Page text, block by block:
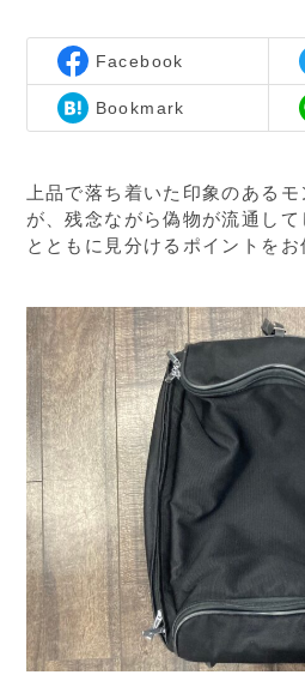
Facebook
Bookmark
上品で落ち着いた印象のある
が、残念ながら偽物が流通し
とともに見分けるポイントをお